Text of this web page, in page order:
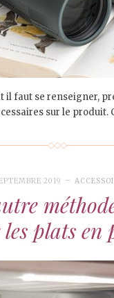
il faut se renseigner,
sur le produit.
2019
plats en